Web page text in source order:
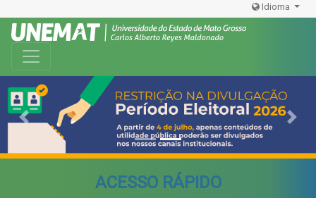
Idioma
Toggle navigation
Previous Next
ACESSO RÁPIDO